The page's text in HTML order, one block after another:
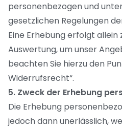
personenbezogen und
gesetzlichen Regelungen
Eine Erhebung erfolgt
Auswertung, um unser
beachten Sie hierzu den
Widerrufsrecht“.
5. Zweck der Erhebung
Die Erhebung
jedoch dann unerlässlich,